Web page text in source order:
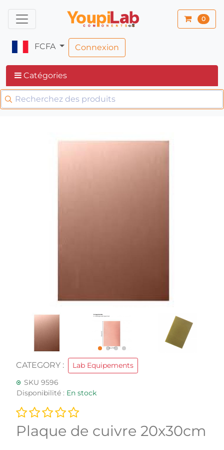
0
FCFA Connexion
Catégories
CATEGORY :
Lab Equipements
SKU 9596
Disponibilité : En stock
Plaque de cuivre 20x30cm